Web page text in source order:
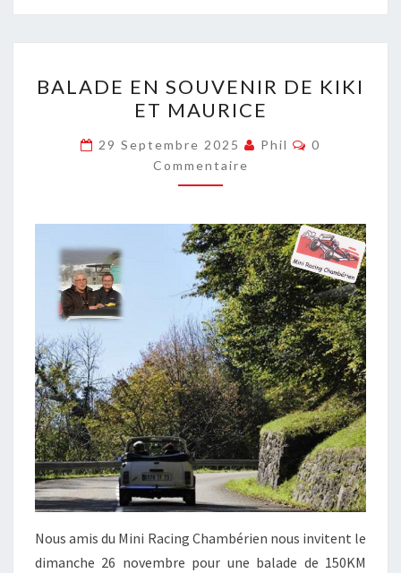
EN
SOUVENIR
DE
KIKI
ET
BALADE EN SOUVENIR DE KIKI
ET MAURICE
29 Septembre 2025 Phil
0
Commentaire
Nous amis du Mini Racing Chambérien nous invitent le
dimanche 26 novembre pour une balade de 150KM